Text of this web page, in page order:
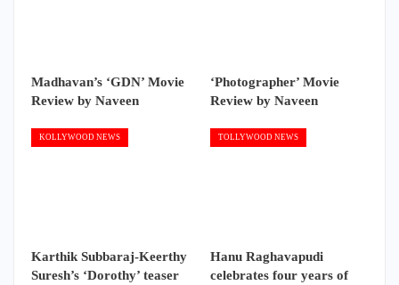
Madhavan’s ‘GDN’ Movie
Review by Naveen
‘Photographer’ Movie
Review by Naveen
KOLLYWOOD NEWS
Karthik Subbaraj-Keerthy
Suresh’s ‘Dorothy’ teaser
TOLLYWOOD NEWS
Hanu Raghavapudi
celebrates four years of